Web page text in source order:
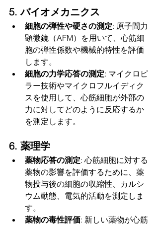
5. バイオメカニクス
細胞の弾性や硬さの測定: 原子間力
顕微鏡（AFM）を用いて、心筋細
胞の弾性係数や機械的特性を評価
します。
細胞の力学応答の測定: マイクロピ
ラー技術やマイクロフルイディク
スを使用して、心筋細胞が外部の
力に対してどのように反応するか
を測定します。
6. 薬理学
薬物応答の測定: 心筋細胞に対する
薬物の影響を評価するために、薬
物投与後の細胞の収縮性、カルシ
ウム動態、電気的活動を測定しま
す。
薬物の毒性評価: 新しい薬物が心筋